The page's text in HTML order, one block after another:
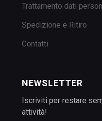
Trattamento dati
Spedizione e Ritiro
Contatti
NEWSLETTER
Iscriviti per restare
attività!